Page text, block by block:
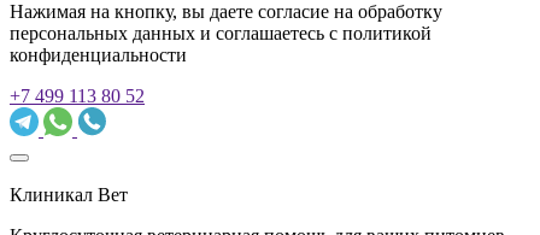
Нажимая на кнопку, вы даете согласие на обработку
персональных данных и соглашаетесь c политикой
конфиденциальности
+7 499 113 80 52
Клиникал Вет